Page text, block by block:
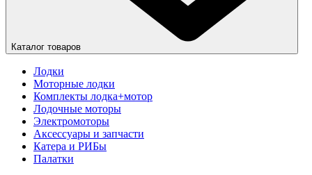
Каталог товаров
Лодки
Моторные лодки
Комплекты лодка+мотор
Лодочные моторы
Электромоторы
Аксессуары и запчасти
Катера и РИБы
Палатки